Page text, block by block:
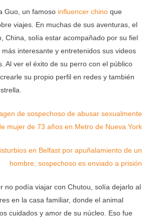
Guo, un famoso influencer chino que
viajes. En muchas de sus aventuras, el
China, solía estar acompañado por su fiel
interesante y entretenidos sus videos
Al ver el éxito de su perro con el público
su propio perfil en redes y también
de sospechoso de abusar sexualmente
mujer de 73 años en Metro de Nueva York
en Belfast por apuñalamiento de un
hombre, sospechoso es enviado a prisión
no podía viajar con Chutou, solía dejarlo al
en la casa familiar, donde el animal
cuidados y amor de su núcleo. Eso fue